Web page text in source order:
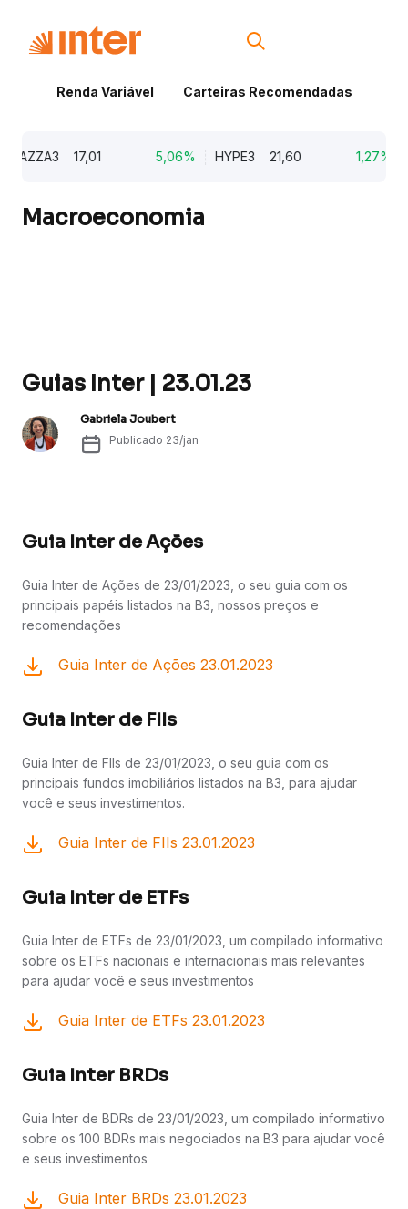
Renda Variável Carteiras Recomendadas
AZZA3 17,01 5,06% HYPE3 21,60 1,27%
Macroeconomia
Guias Inter | 23.01.23
Gabriela Joubert
Publicado 23/jan
Guia Inter de Ações
Guia Inter de Ações de 23/01/2023, o seu guia com os
principais papéis listados na B3, nossos preços e
recomendações
Guia Inter de Ações 23.01.2023
Guia Inter de FIIs
Guia Inter de FIIs de 23/01/2023, o seu guia com os
principais fundos imobiliários listados na B3, para ajudar
você e seus investimentos.
Guia Inter de FIIs 23.01.2023
Guia Inter de ETFs
Guia Inter de ETFs de 23/01/2023, um compilado informativo
sobre os ETFs nacionais e internacionais mais relevantes
para ajudar você e seus investimentos
Guia Inter de ETFs 23.01.2023
Guia Inter BRDs
Guia Inter de BDRs de 23/01/2023, um compilado informativo
sobre os 100 BDRs mais negociados na B3 para ajudar você
e seus investimentos
Guia Inter BRDs 23.01.2023